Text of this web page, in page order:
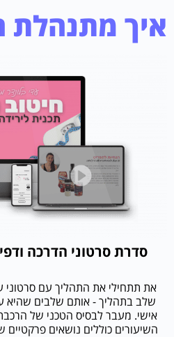
איך מתנהלת
סדרת סרטוני הדרכה
את תתחילי את התהליך עם
שלב בתהליך - אותם שלבים שהיא
אישי. מעבר לבסיס הטכני של
השיעורים כוללים נושאים